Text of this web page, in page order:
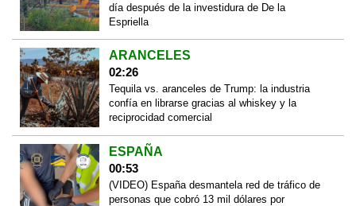
día después de la investidura de De la
Espriella
ARANCELES
02:26
Tequila vs. aranceles de Trump: la industria
confía en librarse gracias al whiskey y la
reciprocidad comercial
ESPAÑA
00:53
(VIDEO) España desmantela red de tráfico de
personas que cobró 13 mil dólares por